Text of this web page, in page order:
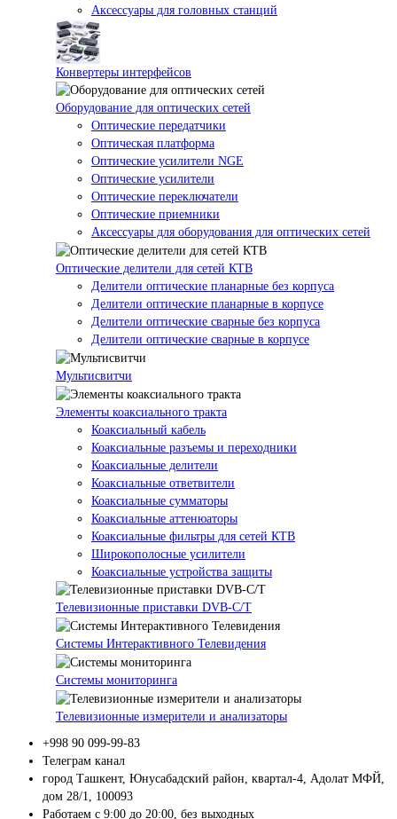
Аксессуары для головных станций
Конвертеры интерфейсов
Оборудование для оптических сетей
Оптические передатчики
Оптическая платформа
Оптические усилители NGE
Оптические усилители
Оптические переключатели
Оптические приемники
Аксессуары для оборудования для оптических сетей
Оптические делители для сетей КТВ
Делители оптические планарные без корпуса
Делители оптические планарные в корпусе
Делители оптические сварные без корпуса
Делители оптические сварные в корпусе
Мультисвитчи
Элементы коаксиального тракта
Коаксиальный кабель
Коаксиальные разъемы и переходники
Коаксиальные делители
Коаксиальные ответвители
Коаксиальные сумматоры
Коаксиальные аттенюаторы
Коаксиальные фильтры для сетей КТВ
Широкополосные усилители
Коаксиальные устройства защиты
Телевизионные приставки DVB-C/T
Системы Интерактивного Телевидения
Системы мониторинга
Телевизионные измерители и анализаторы
+998 90 099-99-83
Телеграм канал
город Ташкент, Юнусабадский район, квартал-4, Адолат МФЙ,
дом 28/1, 100093
Работаем с 9:00 до 20:00, без выходных